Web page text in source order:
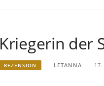
Kriegerin der
REZENSION LETANNA